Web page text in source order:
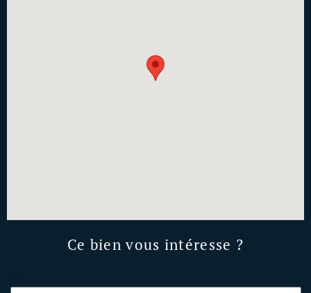
Ce bien vous intéresse ?